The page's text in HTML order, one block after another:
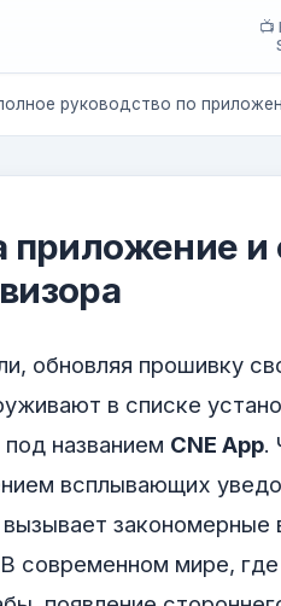
📺
руководство по
приложение и
обновляя прошивку
в списке
названием CNE App.
всплывающих
закономерные
современном мире,